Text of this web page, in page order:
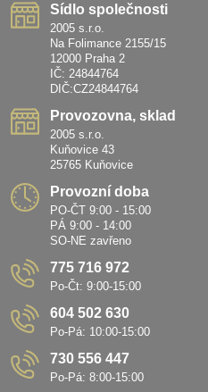
Sídlo společnosti
2005 s.r.o.
Na Folimance 2155/15
12000 Praha 2
IČ: 24844764
DIČ:CZ24844764
Provozovna, sklad
2005 s.r.o.
Kuňovice 43
25765 Kuňovice
Provozní doba
PO-ČT 9:00 - 15:00
PÁ 9:00 - 14:00
SO-NE zavřeno
775 716 972
Po-Čt: 9:00-15:00
604 502 630
Po-Pá: 10:00-15:00
730 556 447
Po-Pá: 8:00-15:00